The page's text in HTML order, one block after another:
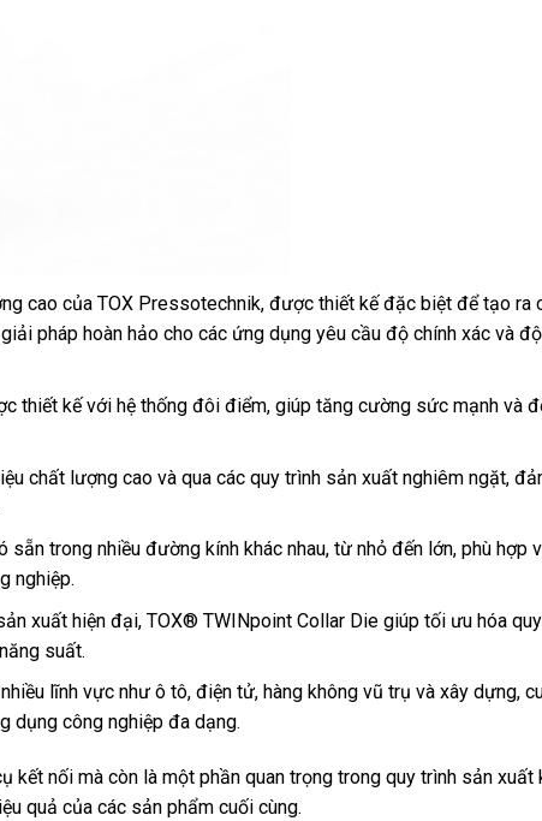
cao của TOX Pressotechnik, được thiết kế đặc biệt để tạo ra
pháp hoàn hảo cho các ứng dụng yêu cầu độ chính xác và
thiết kế với hệ thống đôi điểm, giúp tăng cường sức mạnh và
chất lượng cao và qua các quy trình sản xuất nghiêm ngặt,
trong nhiều đường kính khác nhau, từ nhỏ đến lớn, phù hợp
nghiệp.
xuất hiện đại, TOX® TWINpoint Collar Die giúp tối ưu hóa
suất.
lĩnh vực như ô tô, điện tử, hàng không vũ trụ và xây dựng,
dụng công nghiệp đa dạng.
kết nối mà còn là một phần quan trọng trong quy trình sản xuất
quả của các sản phẩm cuối cùng.